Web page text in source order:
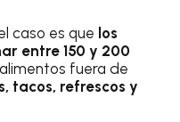
caso es que los
entre 150 y 200
fuera de
tacos, refrescos y